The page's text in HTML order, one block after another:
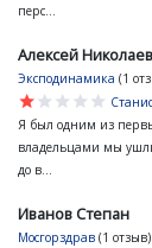
перс...
Алексей
Эксподинамика (1
star
star
star
star
star
Я был одним из
владельцами мы
до в...
Иванов Степан
Мосгорздрав (1 отзыв)